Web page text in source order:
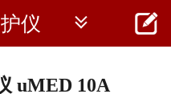
 首页
仪  
uMED 10A